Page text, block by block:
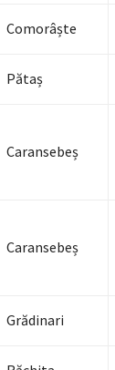
Comorâște
Pătaș
Caransebeș
Caransebeș
Grădinari